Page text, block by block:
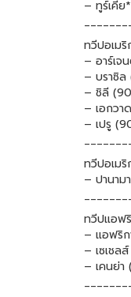
– ทูร์เคีย
ทวีปอเมริ
– อาร์เจ
– บราซิ
– ชิลี
– เอกว
– เปรู
ทวีปอเมริ
– ปานาม
ทวีปแอฟ
– แอฟริ
– เซเชล
– เคนย่า